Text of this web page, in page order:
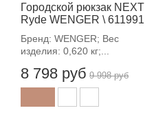
Городской рюкзак NEXT
Ryde WENGER \ 611991
Бренд: WENGER; Вес
изделия: 0,620 кг;...
8 798 руб 9 998 руб